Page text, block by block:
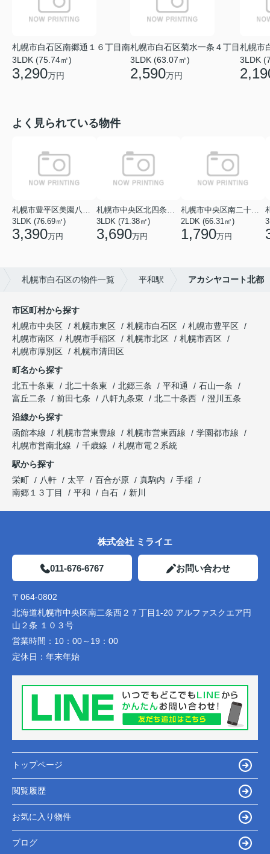
札幌市白石区南郷通１６丁目南
3LDK (75.74㎡)
3,290万円
札幌市白石区菊水一条４丁目
3LDK (63.07㎡)
2,590万円
札幌市
3LDK
よく見られている物件
3LDK (76.69㎡)
3,390万円
3LDK (71.38㎡)
3,690万円
2LDK (66.31㎡)
1,790万円
札幌市白石区の物件一覧 平和駅 アカシヤコート北都
市区町村から探す
札幌市中央区
札幌市東区 札幌市白石区
札幌市豊平区
札幌市南区
札幌市手稲区 札幌市北区
札幌市西区
札幌市厚別区
札幌市清田区
町名から探す
北五十条東
北二十条東 北郷三条 平和通
石山一条
富丘二条
前田七条 八軒九条東 北二十条西
澄川五条
沿線から探す
函館本線
札幌市営東豊線 札幌市営東西線
学園都市線
札幌市営南北線
千歳線
札幌市電２系統
駅から探す
栄町
八軒 太平 百合が原 真駒内
手稲
南郷１３丁目
平和 白石 新川
株式会社 ミライエ
011-676-6767 お問い合わせ
〒064-0802
北海道札幌市中央区南二条西２７丁目1-20 アルファスクエア円
山２条 １０３号
営業時間： 10：00～19：00
定休日： 年末年始
トップページ
閲覧履歴
お気に入り物件
ブログ